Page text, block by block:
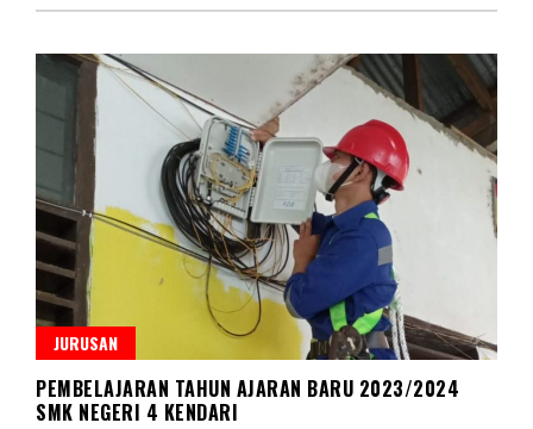
JURUSAN
PEMBELAJARAN TAHUN AJARAN BARU 2023/2024
SMK NEGERI 4 KENDARI